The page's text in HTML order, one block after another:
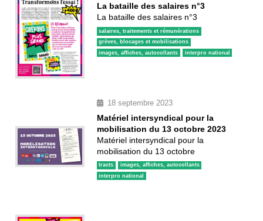
La bataille des salaires n°3
La bataille des salaires n°3
salaires, traitements et rémunérations
grèves, blocages et mobilisations
images, affiches, autocollants
interpro national
18 septembre 2023
Matériel intersyndical pour la
mobilisation du 13 octobre 2023
Matériel intersyndical pour la
mobilisation du 13 octobre
tracts
images, affiches, autocollants
interpro national